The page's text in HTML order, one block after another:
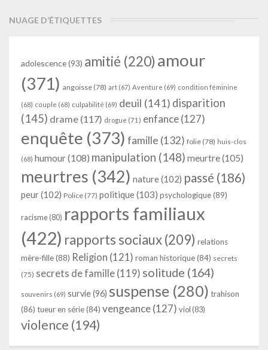
NUAGE D’ÉTIQUETTES
adolescence(93) amitié (220) amour
(371) angoisse (78) art (67) Aventure (69) condition féminine
(68) couple (68) culpabilité (69) deuil (141) disparition
(145) drame (117) drogue (71) enfance(127)
enquête (373) famille (132) folie (78) huis-clos
(68) humour(108) manipulation (148) meurtre(105)
meurtres (342) nature(102) passé (186)
peur(102) Police (77) politique(103) psychologique(89)
racisme (80) rapports familiaux
(422) rapports sociaux(209) relations
mère-fille(88) Religion (121) roman historique(84) secrets
(75) secrets de famille (119) solitude (164)
souvenirs (69) survie(96) suspense (280) trahison
(86) tueur en série(84) vengeance(127) viol (83)
violence (194)